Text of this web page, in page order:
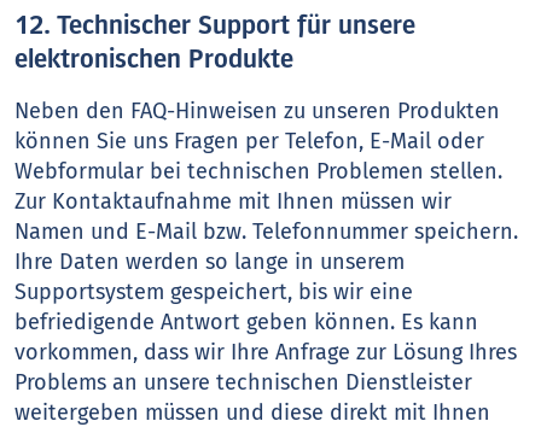
12. Technischer Support für unsere
elektronischen Produkte
Neben den FAQ-Hinweisen zu unseren Produkten
können Sie uns Fragen per Telefon, E-Mail oder
Webformular bei technischen Problemen stellen.
Zur Kontaktaufnahme mit Ihnen müssen wir
Namen und E-Mail bzw. Telefonnummer speichern.
Ihre Daten werden so lange in unserem
Supportsystem gespeichert, bis wir eine
befriedigende Antwort geben können. Es kann
vorkommen, dass wir Ihre Anfrage zur Lösung Ihres
Problems an unsere technischen Dienstleister
weitergeben müssen und diese direkt mit Ihnen